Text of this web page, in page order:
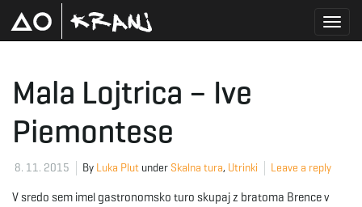
Mala Lojtrica – Ive
Piemontese
8. 11. 2015 By Luka Plut under Skalna tura, Utrinki Leave a reply
V sredo sem imel gastronomsko turo skupaj z bratoma Brence v